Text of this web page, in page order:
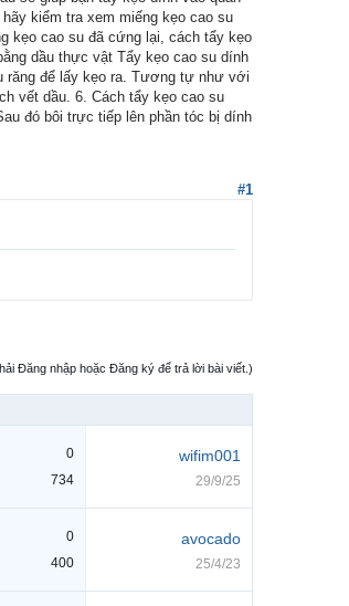
kiểm tra xem miếng kẹo cao su
kẹo cao su đã cứng lại, cách tẩy kẹo
dầu thực vật Tẩy kẹo cao su dính
răng để lấy kẹo ra. Tương tự như với
vết dầu. 6. Cách tẩy kẹo cao su
đó bôi trực tiếp lên phần tóc bị dính
#1
Đăng nhập hoặc Đăng ký để trả lời bài viết.)
0
734
wifim001
29/9/25
0
400
avocado
25/4/23